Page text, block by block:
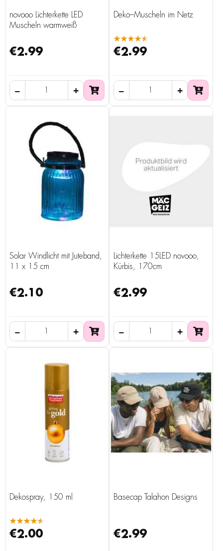
novooo Lichterkette LED
Muscheln warmweiß
€2.99
Deko–Muscheln im Netz
★★★★★
€2.99
Solar Windlicht mit Juteband,
11 x 15 cm
€2.10
Lichterkette 15LED novooo,
Kürbis, 170cm
€2.99
Dekospray, 150 ml
★★★★★
€2.00
Basecap Talahon Designs
€2.99